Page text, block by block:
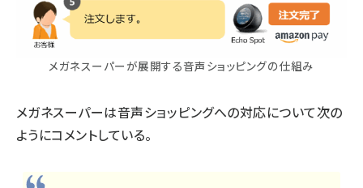
メガネスーパーが展開する音声ショッピングの仕組み
メガネスーパーは音声ショッピングへの対応について次の
ようにコメントしている。